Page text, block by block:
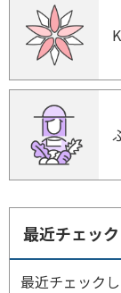
最近チェッ
最近チェック